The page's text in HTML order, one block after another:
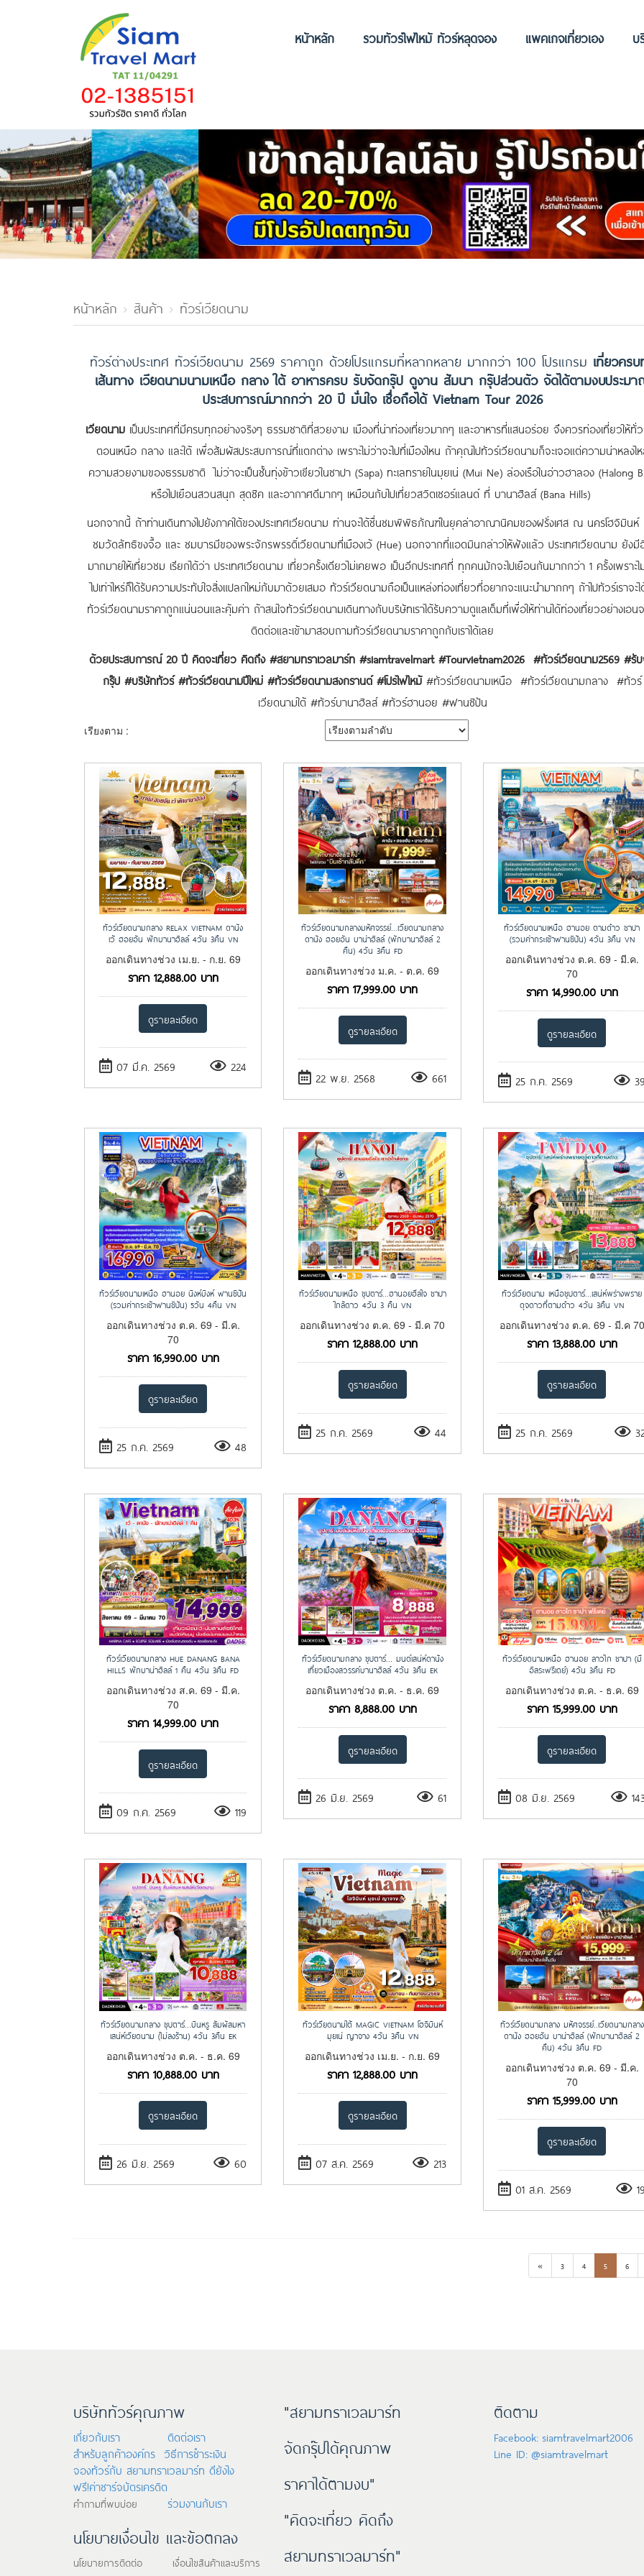
หน้าหลัก รวมทัวร์ไฟไหม้ ทัวร์หลุดจอง แพคเกจเที่ยวเอง บ
หน้าหลัก สินค้า ทัวร์เวียดนาม
ทัวร์ต่างประเทศ ทัวร์เวียดนาม 2569 ราคาถูก ด้วยโปรแกรมที่หลากหลาย มากกว่า 100 โปรแกรม เที่ยวคร
เส้นทาง เวียดนามนามเหนือ กลาง ใต้ อาหารครบ รับจัดกรุ๊ป ดูงาน สัมนา กรุ๊ปส่วนตัว จัดได้ตามงบประม
ประสบการณ์มากกว่า 20 ปี มั่นใจ เชื่อถือได้ Vietnam Tour 2026
เวียดนาม เป็นประเทศที่มีครบทุกอย่างจริงๆ ธรรมชาติที่สวยงาม เมืองที่น่าท่องเที่ยวมากๆ และอาหารที่แสนอร่อย จึงควรท่องเที่ยวให้ทั่
ตอนเหนือ กลาง และใต้ เพื่อสัมผัสประสบการณ์ที่แตกต่าง เพราะไม่ว่าจะไปที่เมืองไหน ถ้าคุณไปทัวร์เวียดนามก็จะเจอแต่ความน่าหลงไ
ความสวยงามของธรรมชาติ ไม่ว่าจะเป็นชั้นทุ่งข้าวเขียวในซาปา (Sapa) ทะเลทรายในมุยเน่ (Mui Ne) ล่องเรือในอ่าวฮาลอง (Halong
หรือไปเยือนสวนสนุก สุดชิค และอากาศดีมากๆ เหมือนกับไปเที่ยวสวิตเซอร์แลนด์ ที่ บานาฮิลส์ (Bana Hills)
นอกจากนี้ ถ้าท่านเดินทางไปยังภาคใต้ของประเทศเวียดนาม ท่านจะได้ชื่นชมพิพิธภัณฑ์ในยุคล่าอาณานิคมของฝรั่งเศส ณ นครโฮจิมินห์
ชมวัดลัทธิขงจื้อ และ ชมบารมีของพระจักรพรรดิ์เวียดนามที่เมืองเว้ (Hue) นอกจากที่แอดมินกล่าวให้ฟังแล้ว ประเทศเวียดนาม ยังมี
มากมายให้เที่ยวชม เรียกได้ว่า ประเทศเวียดนาม เที่ยวครั้งเดียวไม่เคยพอ เป็นอีกประเทศที่ ทุกคนมักจะไปเยือนกันมากกว่า 1 ครั้งเพราะ
ไปเท่าไหร่ก็ได้รับความประทับใจสิ่งแปลกใหม่กับมาด้วยเสมอ ทัวร์เวียดนามถือเป็นแหล่งท่องเที่ยวที่อยากจะแนะนำมากกๆ ถ้าไปทัวร์เราจะไ
ทัวร์เวียดนามราคาถูกแน่นอนและคุ้มค่า ถ้าสนใจทัวร์เวียดนามเดินทางกับบริษัทเราได้รับความดูแลเต็มที่เพื่อให้ท่านได้ท่องเที่ยวอย่างเอ
ติดต่อและเข้ามาสอบถามทัวร์เวียดนามราคาถูกกับเราได้เลย
ด้วยประสบการณ์ 20 ปี คิดจะเที่ยว คิดถึง #สยามทราเวลมาร์ท #siamtravelmart #Tourvietnam2026 #ทัวร์เวียดนาม2569 #รั
กรุ๊ป #บริษัททัวร์ #ทัวร์เวียดนามปีใหม่ #ทัวร์เวียดนามสงกรานต์ #โปรไฟไหม้#ทัวร์เวียดนามเหนือ #ทัวร์เวียดนามกลาง #ทัวร์
เวียดนามใต้ #ทัวร์บานาฮิลส์ #ทัวร์ฮานอย #ฟานซิปัน
เรียงตาม :
ทัวร์เวียดนามกลาง RELAX VIETNAM ดานัง
เว้ ฮอยอัน พักบานาฮิลล์ 4วัน 3คืน VN
ออกเดินทางช่วง เม.ย. - ก.ย. 69
ราคา 12,888.00บาท
ดูรายละเอียด
07 มี.ค. 2569 224
ทัวร์เวียดนามกลางมหัศจรรย์...เวียดนามกลาง
ดานัง ฮอยอัน บาน่าฮิลล์ (พักบานาฮิลล์ 2
คืน) 4วัน 3คืน FD
ออกเดินทางช่วง ม.ค. - ต.ค. 69
ราคา17,999.00 บาท
ดูรายละเอียด
22 พ.ย. 2568 661
ทัวร์เวียดนามเหนือ ฮานอย ตามด๋าว ซาปา
(รวมค่ากระเช้าฟานซิปัน) 4วัน 3คืน VN
ออกเดินทางช่วง ต.ค. 69 - มี.ค.
70
ราคา 14,990.00บาท
ดูรายละเอียด
25 ก.ค. 2569
ทัวร์เวียดนามเหนือ ฮานอย นิงห์บิงห์ ฟานซิปัน
(รวมค่ากระเช้าฟานซิปัน) 5วัน 4คืน VN
ออกเดินทางช่วง ต.ค. 69 - มี.ค.
70
ราคา 16,990.00บาท
ดูรายละเอียด
25 ก.ค. 2569 48
ทัวร์เวียดนามเหนือ ซุปตาร์...ฮานอยฮีลใจ ซาปา
ใกล้ดาว 4วัน 3 คืน VN
ออกเดินทางช่วง ต.ค. 69 - มี.ค 70
ราคา12,888.00 บาท
ดูรายละเอียด
25 ก.ค. 2569 44
ทัวร์เวียดนาม เหนือซุปตาร์…เสน่ห์พร่างพราย
ดุจดาวที่ตามด๋าว 4วัน 3คืน VN
ออกเดินทางช่วง ต.ค. 69 - มี.ค 70
ราคา 13,888.00บาท
ดูรายละเอียด
25 ก.ค. 2569
ทัวร์เวียดนามกลาง HUE DANANG BANA
HILLS พักบาน่าฮิลล์ 1 คืน 4วัน 3คืน FD
ออกเดินทางช่วง ส.ค. 69 - มี.ค.
70
ราคา14,999.00 บาท
ดูรายละเอียด
09 ก.ค. 2569 119
ทัวร์เวียดนามกลาง ซุปตาร์… มนต์เสน่ห์ดานัง
เที่ยวเมืองสวรรค์บานาฮิลล์ 4วัน 3คืน EK
ออกเดินทางช่วง ต.ค. - ธ.ค. 69
ราคา 8,888.00บาท
ดูรายละเอียด
26 มิ.ย. 2569 61
ทัวร์เวียดนามเหนือ ฮานอย ลาวไก ซาปา (มี
อิสระฟรีเดย์) 4วัน 3คืน FD
ออกเดินทางช่วง ต.ค. - ธ.ค. 69
ราคา 15,999.00บาท
ดูรายละเอียด
08 มิ.ย. 2569
ทัวร์เวียดนามกลาง ซุปตาร์…บินหรู สัมผัสมหา
เสน่ห์เวียดนาม (ไม่ลงร้าน) 4วัน 3คืน EK
ออกเดินทางช่วง ต.ค. - ธ.ค. 69
ราคา 10,888.00บาท
ดูรายละเอียด
26 มิ.ย. 2569 60
ทัวร์เวียดนามใต้ MAGIC VIETNAM โฮจิมินห์
มุยเน่ ญาจาง 4วัน 3คืน VN
ออกเดินทางช่วง เม.ย. - ก.ย. 69
ราคา12,888.00 บาท
ดูรายละเอียด
07 ส.ค. 2569 213
ทัวร์เวียดนามกลาง มหัศจรรย์..เวียดนามกลาง
ดานัง ฮอยอัน บาน่าฮิลล์ (พักบานาฮิลล์ 2
คืน) 4วัน 3คืน FD
ออกเดินทางช่วง ต.ค. 69 - มี.ค.
70
ราคา 15,999.00บาท
ดูรายละเอียด
01 ส.ค. 2569
« 3 4 5 6
บริษัททัวร์คุณภาพ
เกี่ยวกับเรา
ติดต่อเรา
สำหรับลูกค้าองค์กร วิธีการชำระเงิน
จองทัวร์กับ สยามทราเวลมาร์ท ดียังไง
ฟรี!ค่าชาร์จบัตรเครดิต
คำถามที่พบบ่อย ร่วมงานกับเรา
นโยบายเงื่อนไข และข้อตกลง
นโยบายการติดต่อ เงื่อนไขสินค้าและบริการ
"สยามทราเวลมาร์ท
จัดกรุ๊ปได้คุณภาพ
ราคาได้ตามงบ"
"คิดจะเที่ยว คิดถึง
สยามทราเวลมาร์ท"
ติดตาม
Facebook: siamtravelmart2006
Line ID: @siamtravelmart